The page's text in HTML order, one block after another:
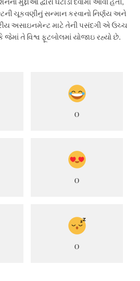
ચૂકવણીનું સન્માન કરવાનો નિર્ણય અને
અસાઇનમેન્ટ માટે તેની પસંદગી એ ઉચ્ચ
તે વિશ્વ ફૂટબોલમાં યોજાઇ રહ્યો છે.
0
0
0